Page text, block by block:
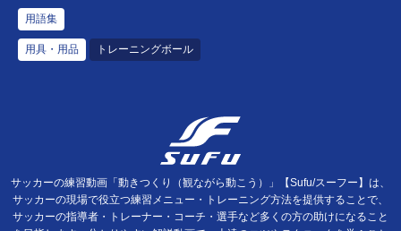
用語集
用具・用品 トレーニングボール
サッカーの練習動画「動きつくり（観ながら動こう）」【Sufu/スーフー】は、
サッカーの現場で役立つ練習メニュー・トレーニング方法を提供することで、
サッカーの指導者・トレーナー・コーチ・選手など多くの方の助けになること